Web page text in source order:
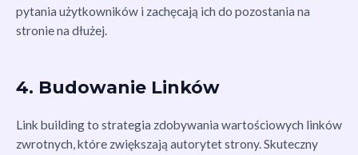
pytania użytkowników i zachęcają ich do pozostania na
stronie na dłużej.
4. Budowanie Linków
Link building to strategia zdobywania wartościowych linków
zwrotnych, które zwiększają autorytet strony. Skuteczny